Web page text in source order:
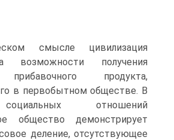
смысле цивилизация
возможности получения
прибавочного продукта,
в первобытном обществе. В
отноше­ний
общество демонстрирует
деление, отсутствующее